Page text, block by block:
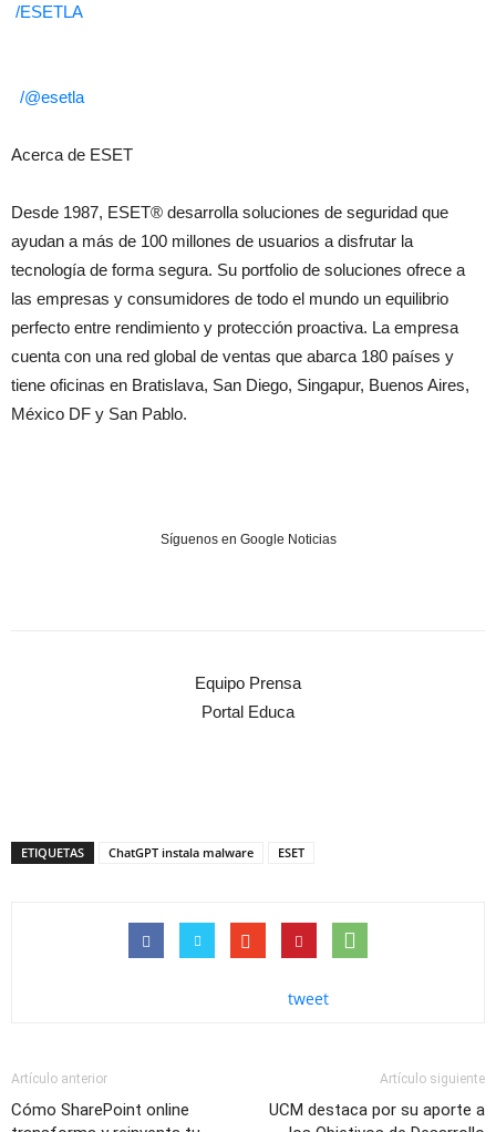
/ESETLA
/@esetla
Acerca de ESET
Desde 1987, ESET® desarrolla soluciones de seguridad que
ayudan a más de 100 millones de usuarios a disfrutar la
tecnología de forma segura. Su portfolio de soluciones ofrece a
las empresas y consumidores de todo el mundo un equilibrio
perfecto entre rendimiento y protección proactiva. La empresa
cuenta con una red global de ventas que abarca 180 países y
tiene oficinas en Bratislava, San Diego, Singapur, Buenos Aires,
México DF y San Pablo.
Síguenos en Google Noticias
Equipo Prensa
Portal Educa
ETIQUETAS ChatGPT instala malware ESET
tweet
Artículo anterior
Cómo SharePoint online
Artículo siguiente
UCM destaca por su aporte a